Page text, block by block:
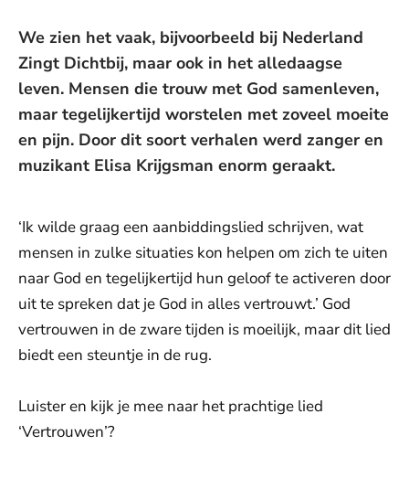
We zien het vaak, bijvoorbeeld bij Nederland
Zingt Dichtbij, maar ook in het alledaagse
leven. Mensen die trouw met God samenleven,
maar tegelijkertijd worstelen met zoveel moeite
en pijn. Door dit soort verhalen werd zanger en
muzikant Elisa Krijgsman enorm geraakt.
‘Ik wilde graag een aanbiddingslied schrijven, wat
mensen in zulke situaties kon helpen om zich te uiten
naar God en tegelijkertijd hun geloof te activeren door
uit te spreken dat je God in alles vertrouwt.’ God
vertrouwen in de zware tijden is moeilijk, maar dit lied
biedt een steuntje in de rug.
Luister en kijk je mee naar het prachtige lied
‘Vertrouwen’?